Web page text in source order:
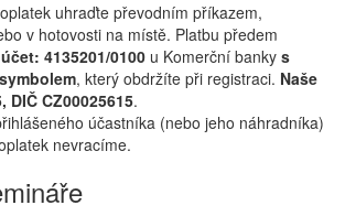
uhraďte převodním příkazem,
v hotovosti na místě. Platbu předem
4135201/0100 u Komerční banky s
, který obdržíte při registraci. Naše
DIČ CZ00025615.
účastníka (nebo jeho náhradníka)
nevracíme.